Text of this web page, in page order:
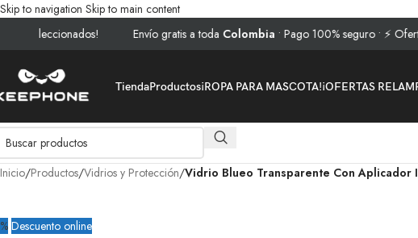
Skip to navigation Skip to main content
Envío gratis a todaColombia• Pago 100% seguro • ⚡ Ofertas
TiendaProductos¡ROPA PARA MASCOTA!¡OFERTAS
Inicio/Productos/Vidrios y Protección/Vidrio Blueo Transparente Con Aplicador
Descuento online